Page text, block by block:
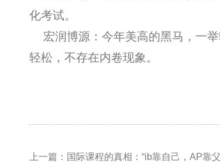
化考试。
宏润博源：今年美高的黑马，一
轻松，不存在内卷现象。
上一篇：国际课程的真相：“ib靠自己，AP靠